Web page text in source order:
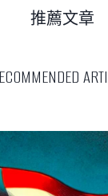
推薦文章